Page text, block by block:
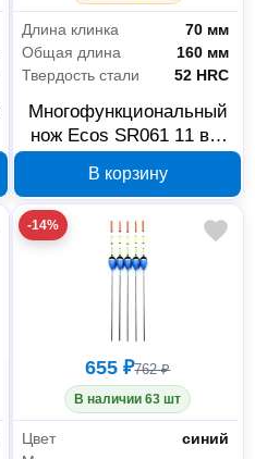
Длина клинка
70 мм
Общая длина
160 мм
Твердость стали
52 HRC
Многофункциональный
нож Ecos SR061 11 в 1
В корзину
-14%
655 ₽762 ₽
В наличии 63 шт
Цвет
синий